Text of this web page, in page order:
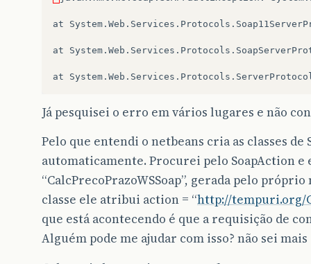
at System . Web . Services . Protocols .
at System . Web . Services . Protocols .
at System . Web . Services . Protocols .
Já pesquisei o erro em vários lugares e não
Pelo que entendi o netbeans cria as classes
automaticamente. Procurei pelo SoapAction e
“CalcPrecoPrazoWSSoap”, gerada pelo
classe ele atribui action = “http://tempuri.org/
que está acontecendo é que a requisição de
Alguém pode me ajudar com isso? não sei